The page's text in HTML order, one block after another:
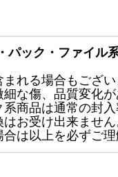
パック・ファイル
れる場合もござい
な傷、品質変化が
商品は通常の封
お受け出来ません
は以上を必ずご理